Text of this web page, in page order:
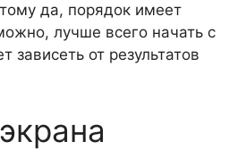
да, порядок имеет
лучше всего начать с
зависеть от результатов